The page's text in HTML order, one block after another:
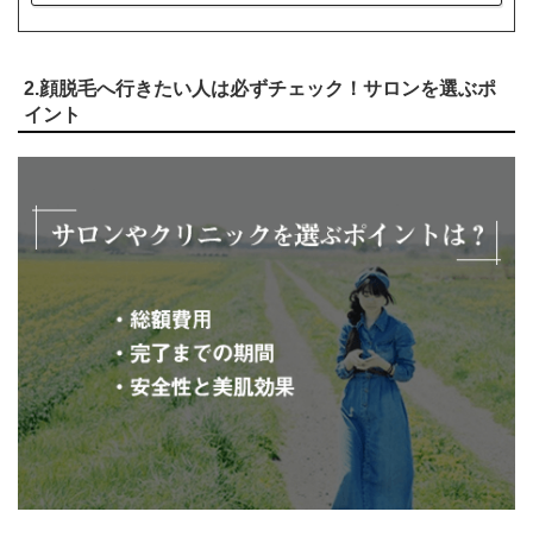
2.顔脱毛へ行きたい人は必ずチェック！サロンを選ぶポ
イント